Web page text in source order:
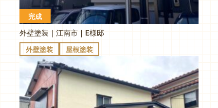
完成
外壁塗装｜江南市｜E様邸
外壁塗装 屋根塗装